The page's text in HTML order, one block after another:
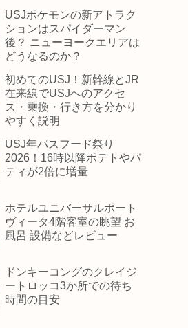
USJポケモンの新アトラク
ションはスパイダーマン
後？ ニューヨークエリアは
どうなるのか？
初めてのUSJ！新幹線とJR
在来線でUSJへのアクセ
ス・乗換・行き方を分かり
やすく説明
USJ年パスフード祭り
2026！16時以降ポテトやパ
ティが2倍に増量
ホテルユニバーサルポート
ヴィータ4階客室の眺望 お
風呂 設備などレビュー
ドンキーコングのクレイジ
ートロッコ3か所での待ち
時間の目安